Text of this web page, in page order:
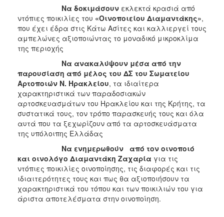
Να δοκιμάσουν εκλεκτά κρασιά από
ντόπιες ποικιλίες του «Οινοποιείου Διαμαντάκης»,
που έχει έδρα στις Κάτω Ασίτες και καλλιεργεί τους
αμπελώνες αξιοποιώντας το μοναδικό μικροκλίμα
της περιοχής
Να ανακαλύψουν μέσα από την
παρουσίαση από μέλος του ΔΣ του Σωματείου
Αρτοποιών Ν. Ηρακλείου, τα ιδιαίτερα
χαρακτηριστικά των παραδοσιακών
αρτοσκευασμάτων του Ηρακλείου και της Κρήτης, τα
συστατικά τους, τον τρόπο παρασκευής τους και όλα
αυτά που τα ξεχωρίζουν από τα αρτοσκευάσματα
της υπόλοιπης Ελλάδας
Να ενημερωθούν από τον οινοποιό
και οινολόγο Διαμαντάκη Ζαχαρία για τις
ντόπιες ποικιλίες οινοποίησης, τις διαφορές και τις
ιδιαιτερότητες τους και πως θα αξιοποιήσουν τα
χαρακτηριστικά του τόπου και των ποικιλιών του για
άριστα αποτελέσματα στην οινοποίηση.